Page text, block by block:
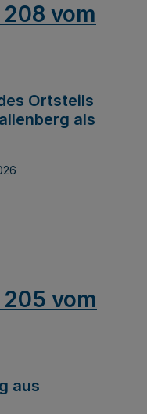
208 vom
Ortsteils
als
205 vom
aus